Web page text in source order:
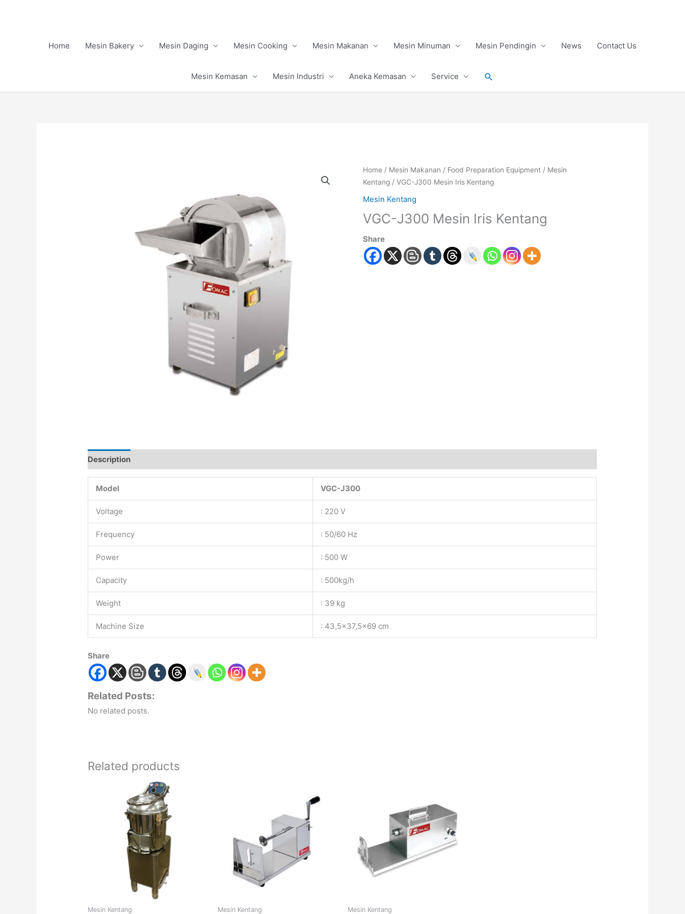
Home
Mesin Bakery Mesin Daging Mesin Cooking Mesin Makanan Mesin Minuman Mesin Pendingin News Contact Us
Mesin Kemasan Mesin Industri Aneka Kemasan Service Search
Home / Mesin Makanan / Food Preparation Equipment / Mesin
Kentang / VGC-J300 Mesin Iris Kentang
Mesin Kentang
VGC-J300 Mesin Iris Kentang
Share
Description
Model VGC-J300
Voltage : 220 V
Frequency : 50/60 Hz
Power : 500 W
Capacity : 500kg/h
Weight : 39 kg
Machine Size : 43,5×37,5×69 cm
Share
Related Posts:
No related posts.
Related products
Mesin Kentang Mesin Kentang Mesin Kentang